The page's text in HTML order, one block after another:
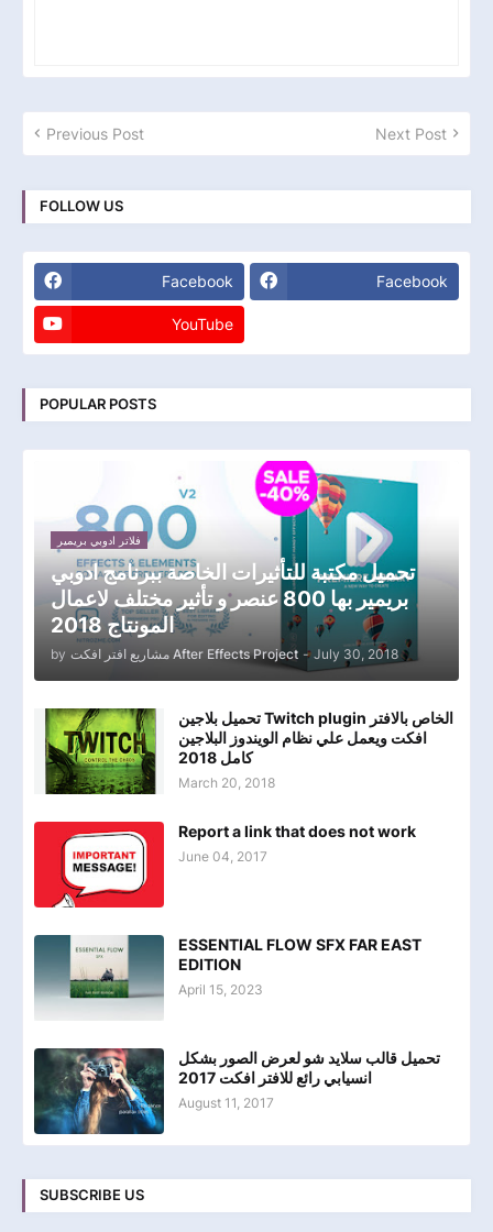
Previous Post Next Post
FOLLOW US
Facebook Facebook
YouTube
POPULAR POSTS
فلاتر ادوبي بريمير
تحميل مكتبة للتأثيرات الخاصة ببرنامج ادوبي
بريمير بها 800 عنصر و تأثير مختلف لاعمال
المونتاج 2018
by مشاريع افتر افكت After Effects Project - July 30, 2018
تحميل بلاجين Twitch plugin الخاص بالافتر
افكت ويعمل علي نظام الويندوز البلاجين
كامل 2018
March 20, 2018
Report a link that does not work
June 04, 2017
ESSENTIAL FLOW SFX FAR EAST
EDITION
April 15, 2023
تحميل قالب سلايد شو لعرض الصور بشكل
انسيابي رائع للافتر افكت 2017
August 11, 2017
SUBSCRIBE US